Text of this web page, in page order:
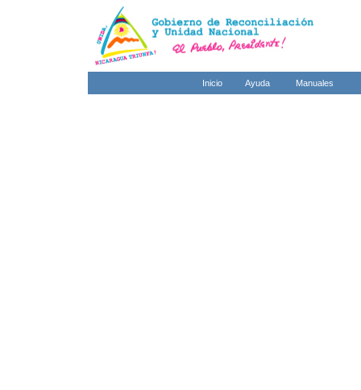
Inicio Ayuda Manuales